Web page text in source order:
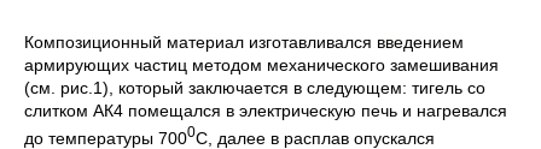
Композиционный материал изготавливался введением
армирующих частиц методом механического замешивания
(см. рис.1), который заключается в следующем: тигель со
слитком АК4 помещался в электрическую печь и нагревался
до температуры 7000С, далее в расплав опускался